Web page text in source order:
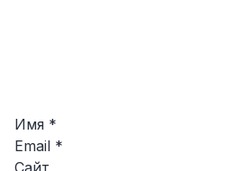
Имя *
Email *